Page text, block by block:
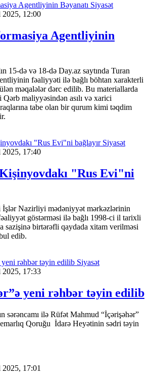
Siyasət
2025, 12:00
Agentliyinin
15-də və 18-də Day.az saytında Turan
fəaliyyəti ilə bağlı böhtan xarakterli
məqalələr dərc edilib. Bu materiallarda
maliyyəsindən asılı və xarici
tabe olan bir qurum kimi təqdim
Siyasət
2025, 17:40
"Rus Evi"ni
Nazirliyi mədəniyyət mərkəzlərinin
göstərməsi ilə bağlı 1998-ci il tarixli
sazişinə birtərəfli qaydada xitam verilməsi
edib.
Siyasət
2025, 17:33
yeni rəhbər təyin edilib
sərəncamı ilə Rüfət Mahmud “İçərişəhər”
Qoruğu İdarə Heyətinin sədri təyin
2025, 17:01